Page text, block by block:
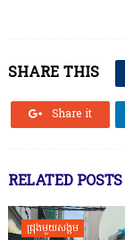
SHARE THIS
Share it
RELATED POSTS
ជ្រុងមួយសង្គម